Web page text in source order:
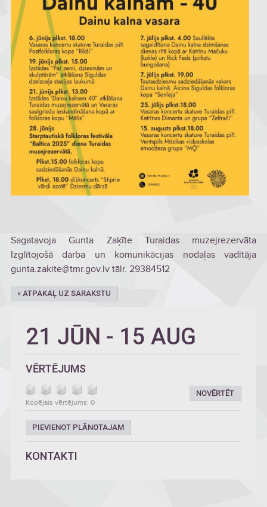
Sagatavoja Gunta Zaķīte Turaidas muzejrezervāta
Izglītojošā darba un komunikācijas nodaļas vadītāja
gunta.zakite@tmr.gov.lv tālr. 29384512
« ATPAKAĻ UZ SARAKSTU
21 JŪN - 15 AUG
VĒRTĒJUMS
NOVĒRTĒT
Kopējais vērtējums: 0
PIEVIENOT PLĀNOTAJAM
KONTAKTI